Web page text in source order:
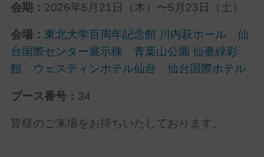
会期： 2026年5月21日（木）〜5月23日（土）
会場： 東北大学百周年記念館 川内萩ホール
仙
台国際センター展示棟
青葉山公園 仙臺緑彩
館
ウェスティンホテル仙台 仙台国際ホテル
ブース番号： 34
皆様のご来場をお待ちいたしております。